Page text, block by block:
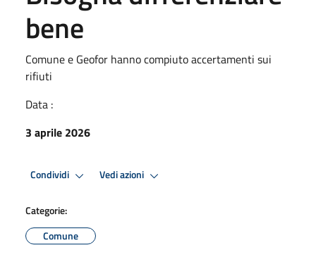
bene
Comune e Geofor hanno compiuto accertamenti sui
rifiuti
Data :
3 aprile 2026
Condividi Vedi azioni
Categorie:
Comune